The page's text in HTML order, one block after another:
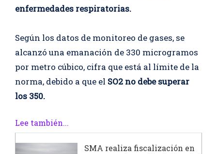
enfermedades respiratorias.
Según los datos de monitoreo de gases, se
alcanzó una emanación de 330 microgramos
por metro cúbico, cifra que está al límite de la
norma, debido a que el SO2 no debe superar
los 350.
Lee también...
SMA realiza fiscalización en